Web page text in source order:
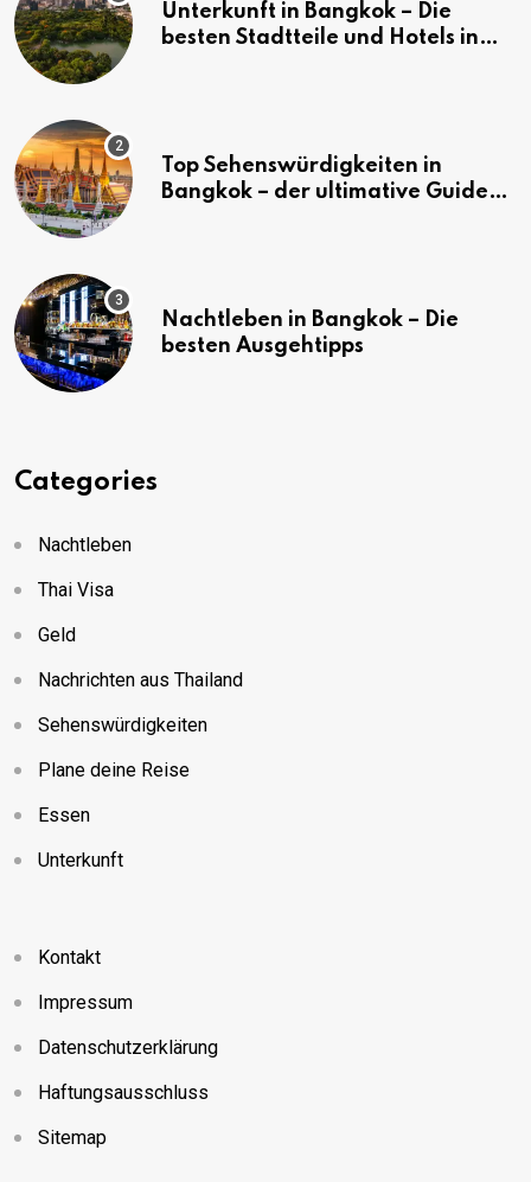
Unterkunft in Bangkok – Die
besten Stadtteile und Hotels in
Top Sehenswürdigkeiten in
Bangkok – der ultimative Guide
Nachtleben in Bangkok – Die
besten Ausgehtipps
Categories
Nachtleben
Thai Visa
Geld
Nachrichten aus Thailand
Sehenswürdigkeiten
Plane deine Reise
Essen
Unterkunft
Kontakt
Impressum
Datenschutzerklärung
Haftungsausschluss
Sitemap